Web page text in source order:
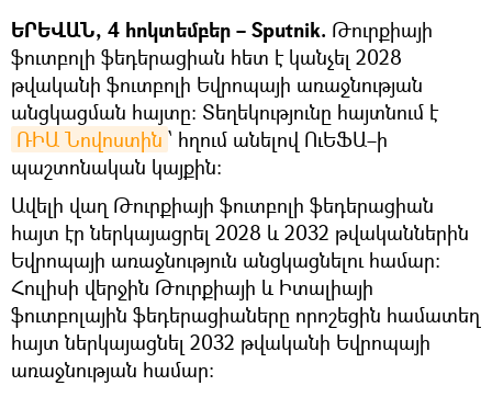
ԵՐԵՎԱՆ, 4 հոկտեմբեր – Sputnik. Թուրքիայի
ֆուտբոլի ֆեդերացիան հետ է կանչել 2028
թվականի ֆուտբոլի Եվրոպայի առաջնության
անցկացման հայտը: Տեղեկությունը հայտնում է
ՌԻԱ Նովոստին ՝ հղում անելով ՈւԵՖԱ–ի
պաշտոնական կայքին:
Ավելի վաղ Թուրքիայի ֆուտբոլի ֆեդերացիան
հայտ էր ներկայացրել 2028 և 2032 թվականներին
Եվրոպայի առաջնություն անցկացնելու համար:
Հուլիսի վերջին Թուրքիայի և Իտալիայի
ֆուտբոլային ֆեդերացիաները որոշեցին համատեղ
հայտ ներկայացնել 2032 թվականի Եվրոպայի
առաջնության համար: